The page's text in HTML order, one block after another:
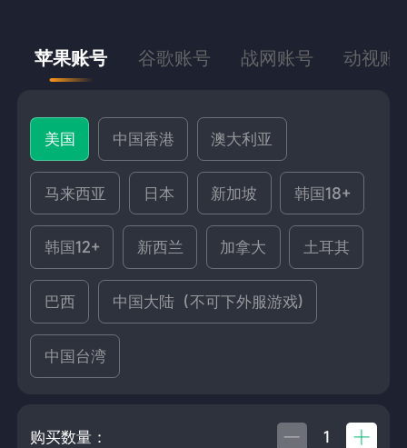
苹果账号 谷歌账号 战网账号 动视账
美国 中国香港 澳大利亚
马来西亚 日本 新加坡 韩国18+
韩国12+ 新西兰 加拿大 土耳其
巴西 中国大陆（不可下外服游戏)
中国台湾
购买数量：